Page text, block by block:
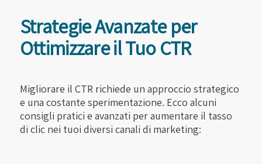
Strategie Avanzate per
Ottimizzare il Tuo CTR
Migliorare il CTR richiede un approccio strategico
e una costante sperimentazione. Ecco alcuni
consigli pratici e avanzati per aumentare il tasso
di clic nei tuoi diversi canali di marketing: